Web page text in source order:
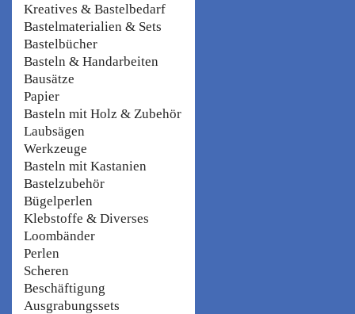
Kreatives & Bastelbedarf
Bastelmaterialien & Sets
Bastelbücher
Basteln & Handarbeiten
Bausätze
Papier
Basteln mit Holz & Zubehör
Laubsägen
Werkzeuge
Basteln mit Kastanien
Bastelzubehör
Bügelperlen
Klebstoffe & Diverses
Loombänder
Perlen
Scheren
Beschäftigung
Ausgrabungssets